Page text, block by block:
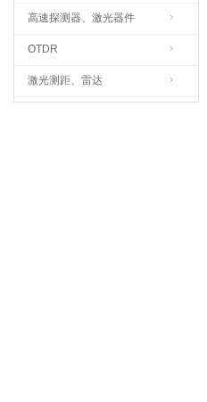
高速探测器、激光器件
OTDR
激光测距、雷达